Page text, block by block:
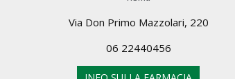
Via Don Primo Mazzolari, 220
06 22440456